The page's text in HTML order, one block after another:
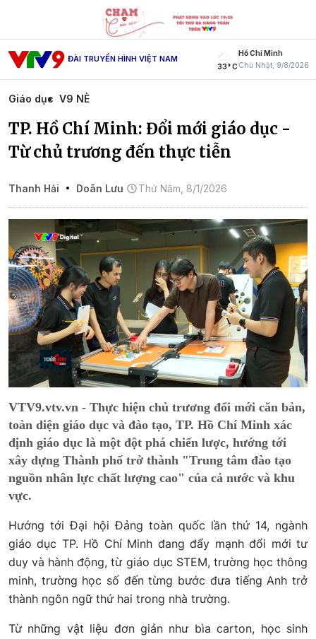
ĐÀI TRUYỀN HÌNH VIỆT NAM
33° C
Hồ Chí Minh
Chủ Nhật, 9/8/2026
Giáo dục V9 NÈ
TP. Hồ Chí Minh: Đổi mới giáo dục -
Từ chủ trương đến thực tiễn
Thanh Hải Doãn Lưu Thứ Năm, 8/1/2026
VTV9.vtv.vn - Thực hiện chủ trương đổi mới căn bản,
toàn diện giáo dục và đào tạo, TP. Hồ Chí Minh xác
định giáo dục là một đột phá chiến lược, hướng tới
xây dựng Thành phố trở thành "Trung tâm đào tạo
nguồn nhân lực chất lượng cao" của cả nước và khu
vực.
Hướng tới Đại hội Đảng toàn quốc lần thứ 14, ngành
giáo dục TP. Hồ Chí Minh đang đẩy mạnh đổi mới tư
duy và hành động, từ giáo dục STEM, trường học thông
minh, trường học số đến từng bước đưa tiếng Anh trở
thành ngôn ngữ thứ hai trong nhà trường.
Từ những vật liệu đơn giản như bìa carton, học sinh